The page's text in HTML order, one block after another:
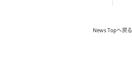
News Topへ戻る